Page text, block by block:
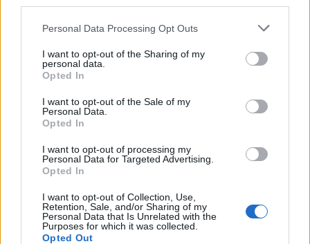
Please note that this website/app uses one or more Google
not limited to your visit or usage behaviour. You may click to
grant or deny consent to Google and its third-party tags to
use your data for below specified purposes in below Google
consent section.
Personal Data Processing Opt Outs
I want to opt-out of the Sharing of my
personal data.
Opted In
I want to opt-out of the Sale of my
Personal Data.
Opted In
I want to opt-out of processing my
Personal Data for Targeted Advertising.
Opted In
I want to opt-out of Collection, Use,
Retention, Sale, and/or Sharing of my
Personal Data that Is Unrelated with the
Purposes for which it was collected.
Opted Out
Workflow di laboratorio per test fotografici e video
replicabili
RECENSIONI TECH